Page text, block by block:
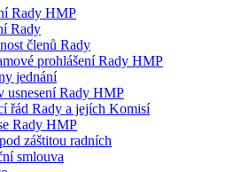
Rady HMP
Rady
členů Rady
prohlášení Rady HMP
jednání
usnesení Rady HMP
řád Rady a jejích Komisí
Rady HMP
záštitou radních
smlouva